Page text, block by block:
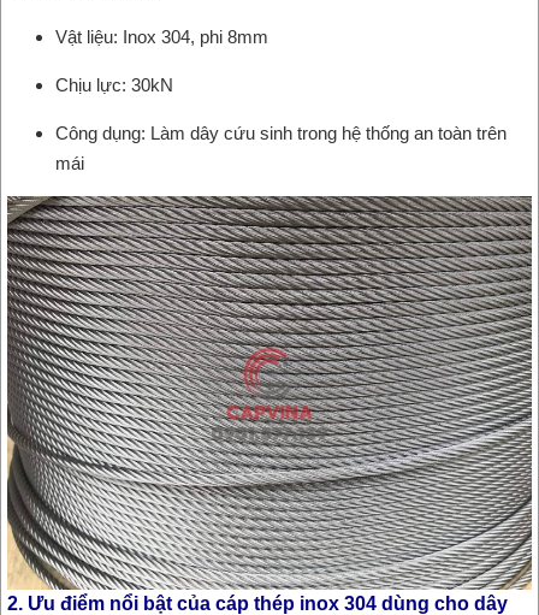
Vật liệu: Inox 304, phi 8mm
Chịu lực: 30kN
Công dụng: Làm dây cứu sinh trong hệ thống an toàn trên
mái
2. Ưu điểm nổi bật của cáp thép inox 304 dùng cho dây